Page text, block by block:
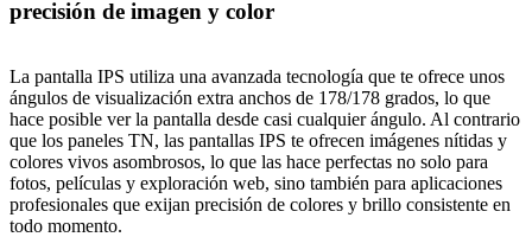
precisión de imagen y color
La pantalla IPS utiliza una avanzada tecnología que te ofrece unos
ángulos de visualización extra anchos de 178/178 grados, lo que
hace posible ver la pantalla desde casi cualquier ángulo. Al contrario
que los paneles TN, las pantallas IPS te ofrecen imágenes nítidas y
colores vivos asombrosos, lo que las hace perfectas no solo para
fotos, películas y exploración web, sino también para aplicaciones
profesionales que exijan precisión de colores y brillo consistente en
todo momento.